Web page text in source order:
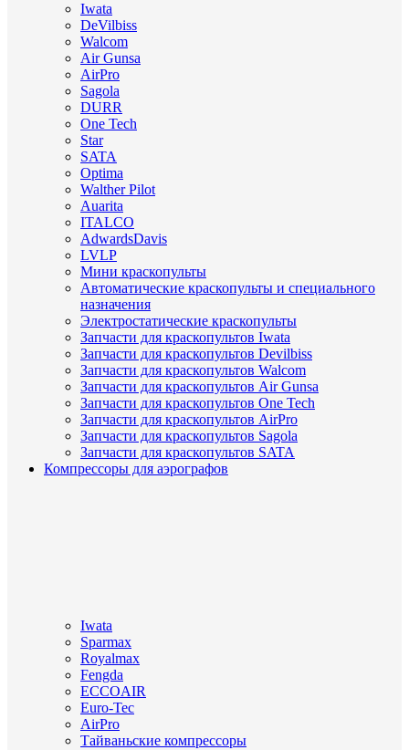
Iwata
DeVilbiss
Walcom
Air Gunsa
AirPro
Sagola
DURR
One Tech
Star
SATA
Optima
Walther Pilot
Auarita
ITALCO
AdwardsDavis
LVLP
Мини краскопульты
Автоматические краскопульты и специального
назначения
Электростатические краскопульты
Запчасти для краскопультов Iwata
Запчасти для краскопультов Devilbiss
Запчасти для краскопультов Walcom
Запчасти для краскопультов Air Gunsa
Запчасти для краскопультов One Tech
Запчасти для краскопультов AirPro
Запчасти для краскопультов Sagola
Запчасти для краскопультов SATA
Компрессоры для аэрографов
Iwata
Sparmax
Royalmax
Fengda
ECCOAIR
Euro-Tec
AirPro
Тайваньские компрессоры